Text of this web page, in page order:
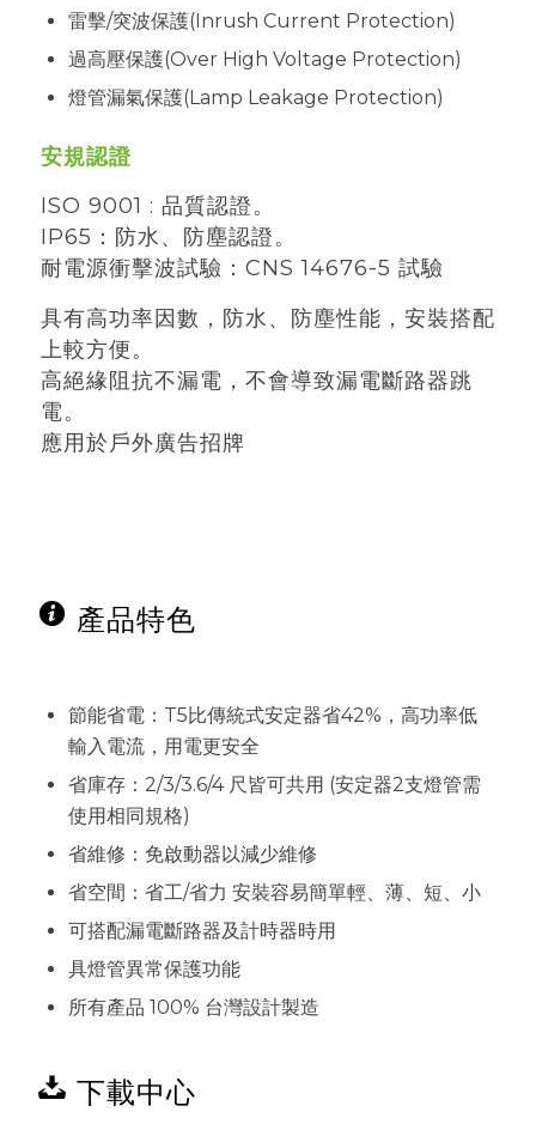
雷擊/突波保護(Inrush Current Protection)
過高壓保護(Over High Voltage Protection)
燈管漏氣保護(Lamp Leakage Protection)
安規認證
ISO 9001 : 品質認證。
IP65：防水、防塵認證。
耐電源衝擊波試驗：CNS 14676-5 試驗
具有高功率因數，防水、防塵性能，安裝搭配
上較方便。
高絕緣阻抗不漏電，不會導致漏電斷路器跳
電。
應用於戶外廣告招牌
產品特色
節能省電：T5比傳統式安定器省42%，高功率低
輸入電流，用電更安全
省庫存：2/3/3.6/4 尺皆可共用 (安定器2支燈管需
使用相同規格)
省維修：免啟動器以減少維修
省空間：省工/省力 安裝容易簡單輕、薄、短、小
可搭配漏電斷路器及計時器時用
具燈管異常保護功能
所有產品 100% 台灣設計製造
下載中心